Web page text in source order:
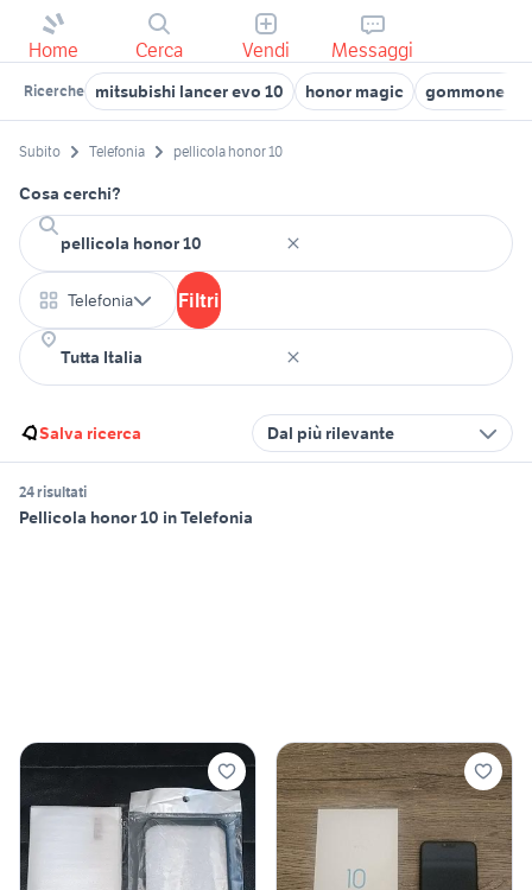
Home Cerca Vendi Messaggi
Ricerche mitsubishi lancer evo 10 honor magic gommone 10
Subito Telefonia pellicola honor 10
Cosa cerchi?
Telefonia Filtri
Salva ricerca Dal più rilevante
24 risultati
Pellicola honor 10 in Telefonia